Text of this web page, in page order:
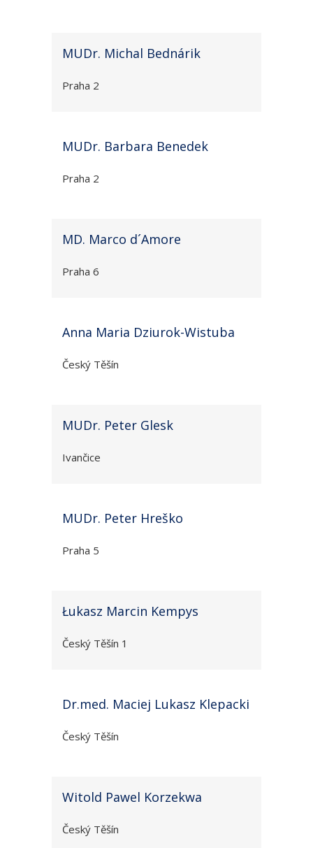
MUDr. Michal Bednárik
Praha 2
MUDr. Barbara Benedek
Praha 2
MD. Marco d´Amore
Praha 6
Anna Maria Dziurok-Wistuba
Český Těšín
MUDr. Peter Glesk
Ivančice
MUDr. Peter Hreško
Praha 5
Łukasz Marcin Kempys
Český Těšín 1
Dr.med. Maciej Lukasz Klepacki
Český Těšín
Witold Pawel Korzekwa
Český Těšín